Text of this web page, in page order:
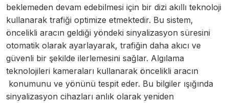
beklemeden devam edebilmesi için bir dizi akıllı teknoloji
kullanarak trafiği optimize etmektedir. Bu sistem,
öncelikli aracın geldiği yöndeki sinyalizasyon süresini
otomatik olarak ayarlayarak, trafiğin daha akıcı ve
güvenli bir şekilde ilerlemesini sağlar. Algılama
teknolojileri kameraları kullanarak öncelikli aracın
konumunu ve yönünü tespit eder. Bu bilgiler ışığında
sinyalizasyon cihazları anlık olarak yeniden